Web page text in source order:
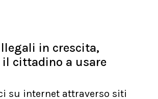
in crescita,
il cittadino a usare
su internet attraverso siti